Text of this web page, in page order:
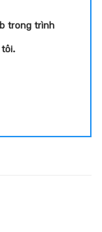
trong trình